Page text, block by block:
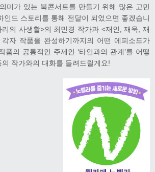
의미가 있는 북콘서트를 만들기 위해 많은 고민
인드 스토리를 통해 전달이 되었으면 좋겠습니
의 사생활>의 최민경 작가과 <재인, 재욱, 재
자 작품을 완성하기까지의 어떤 에피소드가
품의 공통적인 주제인 ‘타인과의 관계’를 어떻
작가와의 대화를 들려드릴게요!